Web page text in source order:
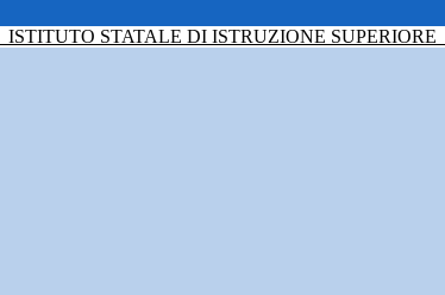
ISTITUTO STATALE DI ISTRUZIONE SUPERIORE